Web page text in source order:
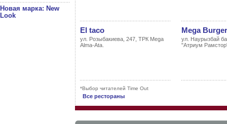
Новая марка: New
Look
El taco
ул. Розыбакиева, 247, ТРК Mega
Alma-Ata.
Mega Burger
ул. Наурызбай
"Атриум
*Выбор читателей Time Out
Все рестораны